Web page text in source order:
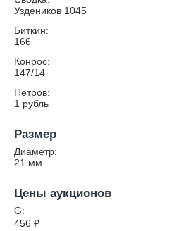
Уздеников 1045
Биткин:
166
Конрос:
147/14
Петров:
1 рубль
Размер
Диаметр:
21 мм
Цены аукционов
G:
456 ₽